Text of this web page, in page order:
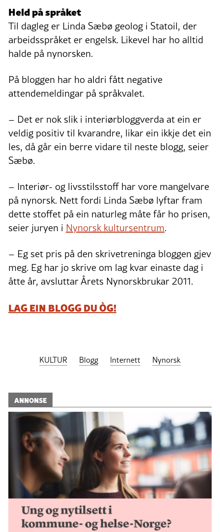
Held på språket
Til dagleg er Linda Sæbø geolog i Statoil, der
arbeidsspråket er engelsk. Likevel har ho alltid
halde på nynorsken.
På bloggen har ho aldri fått negative
attendemeldingar på språkvalet.
– Det er nok slik i interiørbloggverda at ein er
veldig positiv til kvarandre, likar ein ikkje det ein
les, då går ein berre vidare til neste blogg, seier
Sæbø.
– Interiør- og livsstilsstoff har vore mangelvare
på nynorsk. Nett fordi Linda Sæbø lyftar fram
dette stoffet på ein naturleg måte får ho prisen,
seier juryen i Nynorsk kultursentrum.
– Eg set pris på den skrivetreninga bloggen gjev
meg. Eg har jo skrive om lag kvar einaste dag i
åtte år, avsluttar Årets Nynorskbrukar 2011.
LAG EIN BLOGG DU ÒG!
KULTUR Blogg Internett Nynorsk
ANNONSE